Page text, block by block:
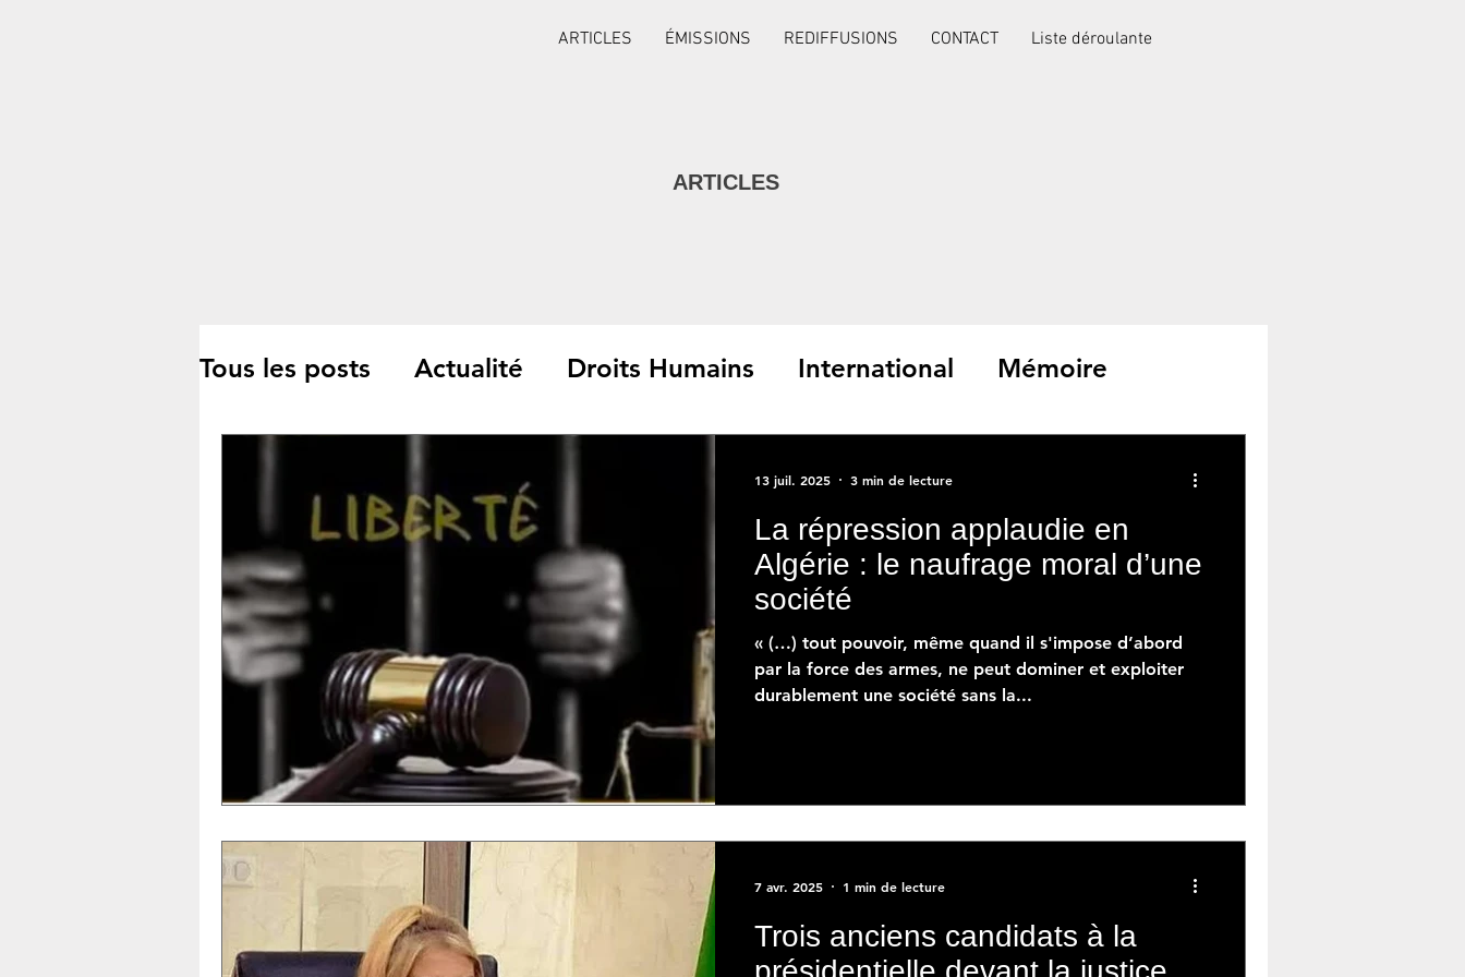
ARTICLES ÉMISSIONS REDIFFUSIONS CONTACT Liste déroulante
ARTICLES
Tous les posts Actualité Droits Humains International Mémoire
La répression applaudie en
Algérie : le naufrage moral d’une
société
« (…) tout pouvoir, même quand il s'impose d’abord
par la force des armes, ne peut dominer et exploiter
durablement une société sans la...
13 juil. 2025 3 min de lecture
Trois anciens candidats à la
7 avr. 2025 1 min de lecture